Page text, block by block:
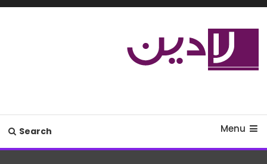
Skip
Menu
Search